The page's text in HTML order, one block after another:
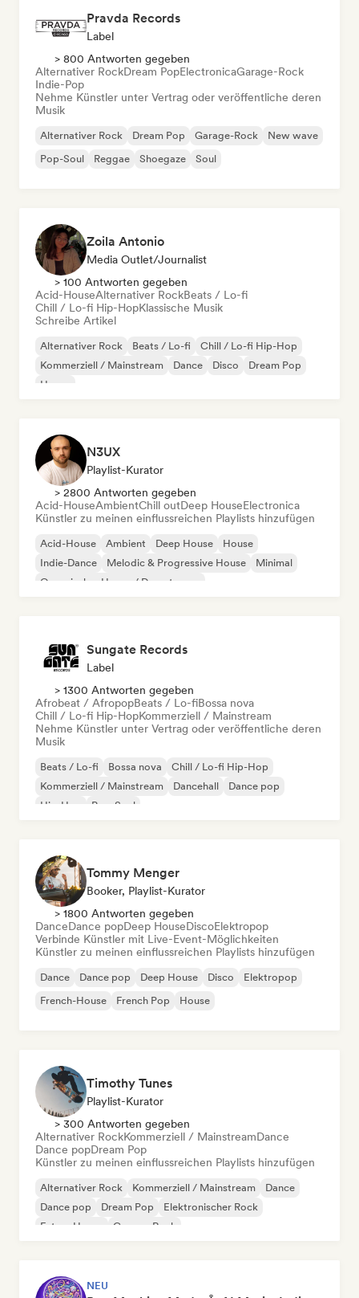
Pravda Records
Label
> 800 Antworten gegeben
Alternativer RockDream PopElectronicaGarage-Rock
Indie-Pop
Nehme Künstler unter Vertrag oder veröffentliche deren
Musik
Alternativer Rock Dream Pop Garage-Rock
New wave
Pop-Soul
Reggae Shoegaze Soul
Zoila Antonio
Media Outlet/Journalist
> 100 Antworten gegeben
Acid-HouseAlternativer RockBeats / Lo-fi
Chill / Lo-fi Hip-HopKlassische Musik
Schreibe Artikel
Alternativer Rock Beats / Lo-fi
Chill / Lo-fi Hip-Hop
Kommerziell / Mainstream
Dance Disco
Dream Pop
House
N3UX
Playlist-Kurator
> 2800 Antworten gegeben
Acid-HouseAmbientChill outDeep HouseElectronica
Künstler zu meinen einflussreichen Playlists hinzufügen
Acid-House Ambient Deep House
House
Indie-Dance
Melodic & Progressive House
Minimal
Organischer House / Downtempo
Sungate Records
Label
> 1300 Antworten gegeben
Afrobeat / AfropopBeats / Lo-fiBossa nova
Chill / Lo-fi Hip-HopKommerziell / Mainstream
Nehme Künstler unter Vertrag oder veröffentliche deren
Musik
Beats / Lo-fi Bossa nova
Chill / Lo-fi Hip-Hop
Kommerziell / Mainstream
Dancehall
Dance pop
Hip-Hop
Pop-Soul
Tommy Menger
Booker, Playlist-Kurator
> 1800 Antworten gegeben
DanceDance popDeep HouseDiscoElektropop
Verbinde Künstler mit Live-Event-Möglichkeiten
Künstler zu meinen einflussreichen Playlists hinzufügen
Dance Dance pop Deep House Disco
Elektropop
French-House
French Pop House
Timothy Tunes
Playlist-Kurator
> 300 Antworten gegeben
Alternativer RockKommerziell / MainstreamDance
Dance popDream Pop
Künstler zu meinen einflussreichen Playlists hinzufügen
Alternativer Rock Kommerziell / Mainstream
Dance
Dance pop
Dream Pop
Elektronischer Rock
Future House
Garage-Rock
NEU